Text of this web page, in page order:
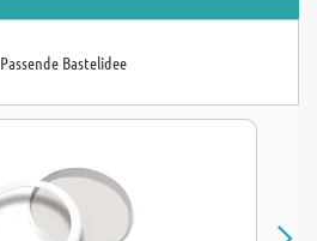
Passende Bastelidee